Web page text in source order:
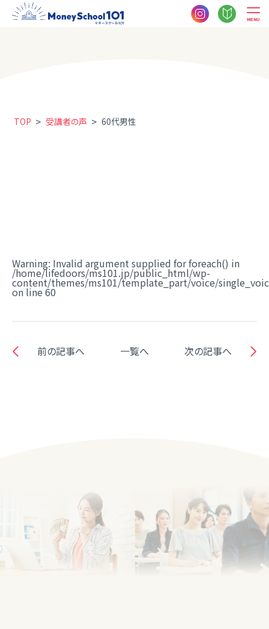
MENU
TOP > 受講者の声 > 60代男性
Warning: Invalid argument supplied for foreach() in
/home/lifedoors/ms101.jp/public_html/wp-
content/themes/ms101/template_part/voice/
on line 60
前の記事へ 一覧へ 次の記事へ